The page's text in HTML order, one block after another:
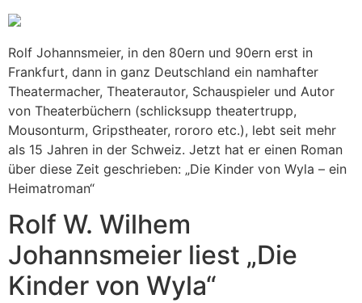
Rolf Johannsmeier, in den 80ern und 90ern erst in
Frankfurt, dann in ganz Deutschland ein namhafter
Theatermacher, Theaterautor, Schauspieler und Autor
von Theaterbüchern (schlicksupp theatertrupp,
Mousonturm, Gripstheater, rororo etc.), lebt seit mehr
als 15 Jahren in der Schweiz. Jetzt hat er einen Roman
über diese Zeit geschrieben: „Die Kinder von Wyla – ein
Heimatroman“
Rolf W. Wilhem
Johannsmeier liest „Die
Kinder von Wyla“